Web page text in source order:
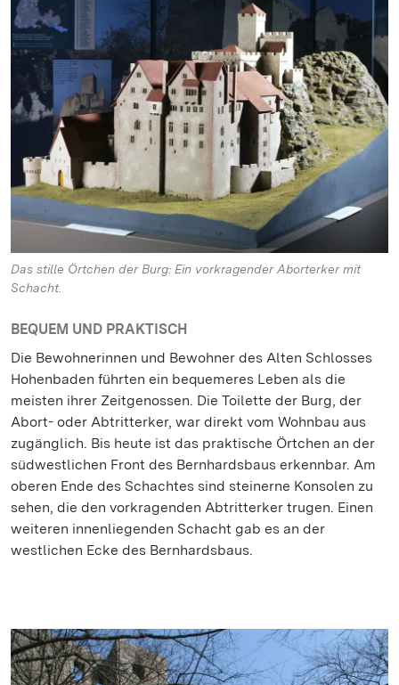
Das stille Örtchen der Burg: Ein vorkragender Aborterker mit
Schacht.
BEQUEM UND PRAKTISCH
Die Bewohnerinnen und Bewohner des Alten Schlosses
Hohenbaden führten ein bequemeres Leben als die
meisten ihrer Zeitgenossen. Die Toilette der Burg, der
Abort- oder Abtritterker, war direkt vom Wohnbau aus
zugänglich. Bis heute ist das praktische Örtchen an der
südwestlichen Front des Bernhardsbaus erkennbar. Am
oberen Ende des Schachtes sind steinerne Konsolen zu
sehen, die den vorkragenden Abtritterker trugen. Einen
weiteren innenliegenden Schacht gab es an der
westlichen Ecke des Bernhardsbaus.